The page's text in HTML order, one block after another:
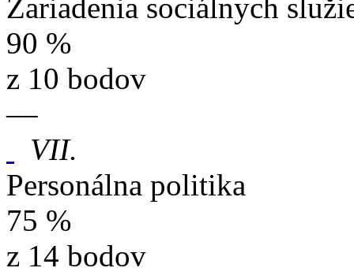
Zariadenia sociálnych
90 %
z 10 bodov
––
VII.
Personálna politika
75 %
z 14 bodov